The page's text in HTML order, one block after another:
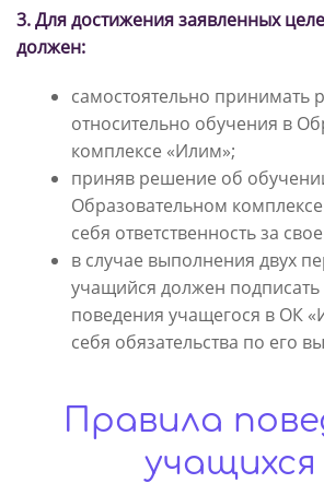
3. Для достижения заявленных
должен:
самостоятельно принимать
относительно обучения в
комплексе «Илим»;
приняв решение об
Образовательном
себя ответственность за
в случае выполнения двух
учащийся должен
поведения учащегося в ОК
себя обязательства по его
Правила
учащихся